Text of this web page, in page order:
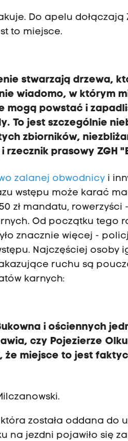
Do apelu dołączają
to miejsce.
stwarzają drzewa,
wiadomo, w którym
mogą powstać i
To jest szczególnie
zbiorników,
prasowy ZGH
zalanej obwodnicy i
wstępu może karać
mandatu, rowerzyści -
Od początku tego
znacznie więcej -
Najczęściej osoby
ruchu są
karnych:
i ościennych
czy Pojezierze
że miejsce to jest
została oddana do
na jezdni pojawiło się